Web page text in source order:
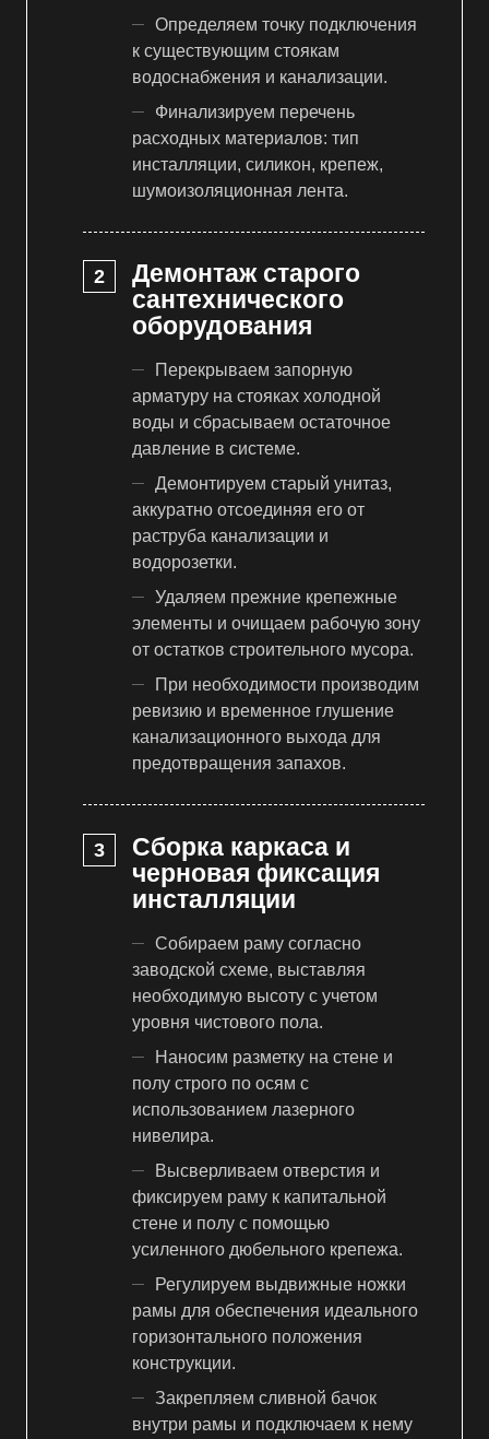
Определяем точку подключения
к существующим стоякам
водоснабжения и канализации.
Финализируем перечень
расходных материалов: тип
инсталляции, силикон, крепеж,
шумоизоляционная лента.
Демонтаж старого
сантехнического
оборудования
Перекрываем запорную
арматуру на стояках холодной
воды и сбрасываем остаточное
давление в системе.
Демонтируем старый унитаз,
аккуратно отсоединяя его от
раструба канализации и
водорозетки.
Удаляем прежние крепежные
элементы и очищаем рабочую зону
от остатков строительного мусора.
При необходимости производим
ревизию и временное глушение
канализационного выхода для
предотвращения запахов.
Сборка каркаса и
черновая фиксация
инсталляции
Собираем раму согласно
заводской схеме, выставляя
необходимую высоту с учетом
уровня чистового пола.
Наносим разметку на стене и
полу строго по осям с
использованием лазерного
нивелира.
Высверливаем отверстия и
фиксируем раму к капитальной
стене и полу с помощью
усиленного дюбельного крепежа.
Регулируем выдвижные ножки
рамы для обеспечения идеального
горизонтального положения
конструкции.
Закрепляем сливной бачок
внутри рамы и подключаем к нему